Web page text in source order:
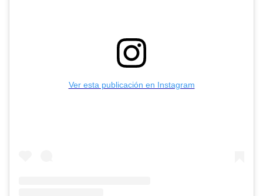
Ver esta publicación en Instagram